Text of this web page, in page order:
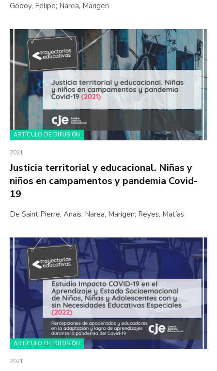
Godoy, Felipe; Narea, Marigen
ARTÍCULO DE DIFUSIÓN
2021
Justicia territorial y educacional. Niñas y
niños en campamentos y pandemia Covid-
19
De Saint Pierre, Anais; Narea, Marigen; Reyes, Matías
ARTÍCULO DE DIFUSIÓN
2021